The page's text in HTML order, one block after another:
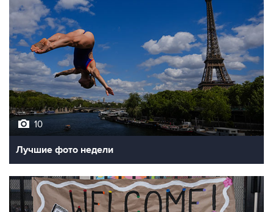
10
Лучшие фото недели